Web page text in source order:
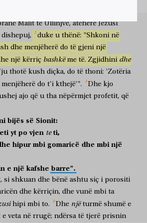
ὁ δὲ
dhe
πλεῖστος
shumë e madhe
ὄχλος
turma
ἐν
në rrugën të tjerë por
ἔκοπτον
prisnin
καὶ
dhe
ἐστρώννυον
shtronin
ἐν
në
τῇ ὁδῷ.
rrugën
οἱ
αὐτὸν
atë
καὶ
dhe
οἱ
ato
ἀκολουθοῦντες
që ndjekin
ὡσαννὰ
hosana
τῷ Υἱῷ
Birit
Δαυείδ!
të Davidit
εὐλογημένος
bekuar
të Zotit hosana
ai
εἰς
në
Ἱεροσόλυμα,
Jerusalem
ἐστιν οὗτος? οἱ δὲ ὄχλοι ἔλεγον,
Jezus ai nga Nazareti
εἰς
në
τὸ ἱερόν,
tempullin
καὶ
dhe
ἐξέβαλεν
dëboi
πάντας
të gjithë
ἀγοράζοντας
blejnë në
ἱερῷ,
tempullin dhe
Malit të Ullinjve, atëherë Jezusi
dishepuj, duke u thënë: "Shkoni në
dhe menjëherë do të gjeni një
një kërriç bashkë me të. Zgjidhini dhe
thotë kush diçka, do të thoni: 'Zotëria
menjëherë do t'i kthejë'". Dhe kjo
ajo që u tha nëpërmjet profetit, që
bijës së Sionit:
yt po vjen te ti,
hipur mbi gomaricë dhe mbi një
e një kafshe barre".
si shkuan dhe bënë ashtu siç i porositi
dhe kërriçin, dhe vunë mbi ta
hipi mbi to. Dhe një turmë shumë e
e veta në rrugë; ndërsa të tjerë prisnin